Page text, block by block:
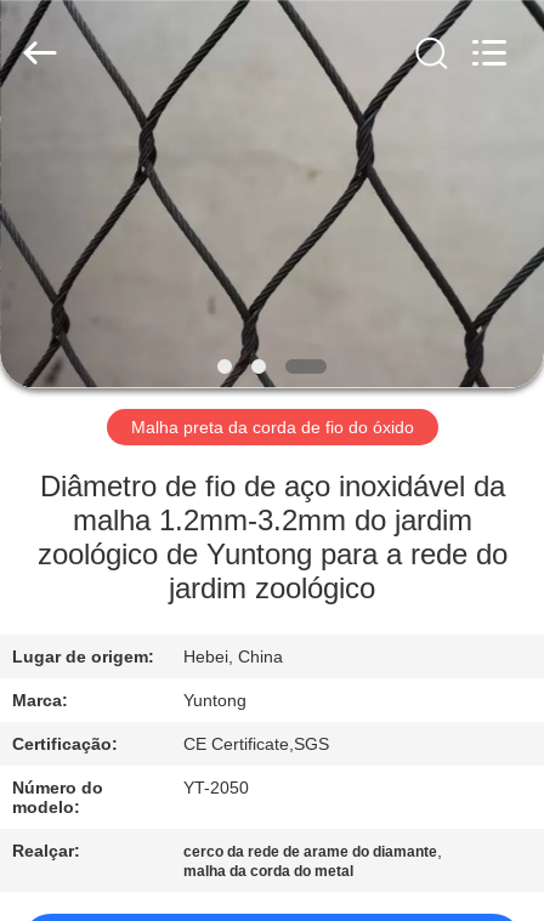
CASA
PRODUTOS
SOBRE
NÓS
EXCURSÃO
FÁBRICA
CONTROLE
CONTACTE-
NOS
NOTÍCIA
2026
Anping
Yuntong
Metal
Mesh
Co.,
All
Malha preta da corda de fio do óxido
Diâmetro de fio de aço inoxidável da
malha 1.2mm-3.2mm do jardim
zoológico de Yuntong para a rede do
jardim zoológico
Lugar de origem: Hebei, China
Marca: Yuntong
Certificação: CE Certificate,SGS
Número do
modelo:
YT-2050
Realçar: cerco da rede de arame do diamante,
malha da corda do metal